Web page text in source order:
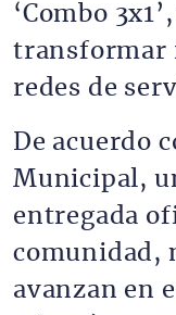
‘Combo
transformar
redes de
De acuerdo
Municipal,
entregada
comunidad,
avanzan en